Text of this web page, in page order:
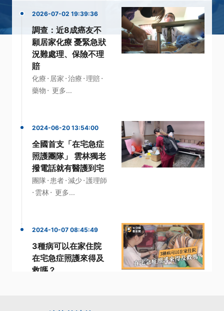
2026-07-02 19:39:36
調查：近8成癌友不
願居家化療 憂緊急狀
況難處理、保險不理
賠
化療 · 居家 ·治療 ·理賠·
藥物 · 更多...
2024-06-20 13:54:00
全國首支「在宅急症
照護團隊」 雲林獨老
撥電話就有醫護到宅
團隊· 患者·減少·護理師
· 雲林· 更多...
2024-10-07 08:45:49
3種病可以在家住院
在宅急症照護來得及
救嗎？